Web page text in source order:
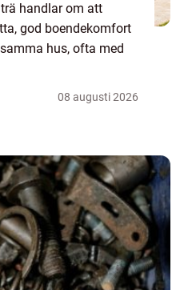
handlar om att
god boendekomfort
hus, ofta med
08 augusti 2026